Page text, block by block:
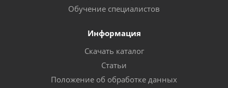
Обучение специалистов
Информация
Скачать каталог
Статьи
Положение об обработке данных